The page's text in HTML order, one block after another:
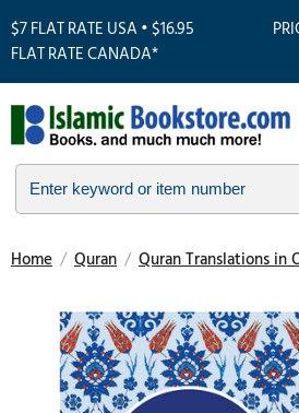
$7 FLAT RATE USA • $16.95
FLAT RATE CANADA*
Home / Quran / Quran Translations in